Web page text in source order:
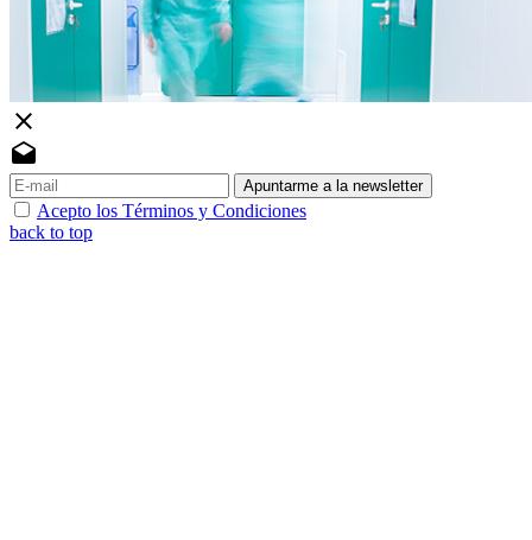
close
drafts
Apuntarme a la newsletter
Acepto los Términos y Condiciones
back to top